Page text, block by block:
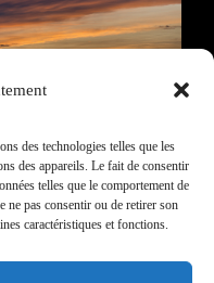
des technologies telles que les
des appareils. Le fait de consentir
telles que le comportement de
ne pas consentir ou de retirer son
caractéristiques et fonctions.